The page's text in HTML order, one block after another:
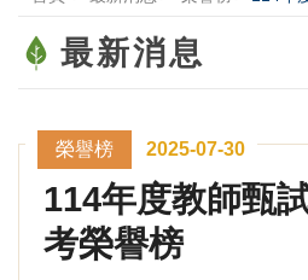
最新消息
榮譽榜 2025-07-30
114年度教師甄
考榮譽榜